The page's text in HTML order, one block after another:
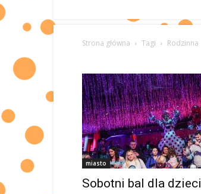
Strona główna Tagi Rodzinna
miasto
Sobotni bal dla dzieci